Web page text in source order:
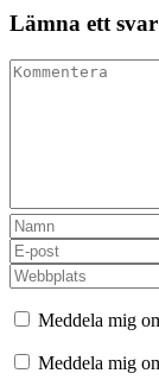
Lämna ett svar
Meddela mig
Meddela mig